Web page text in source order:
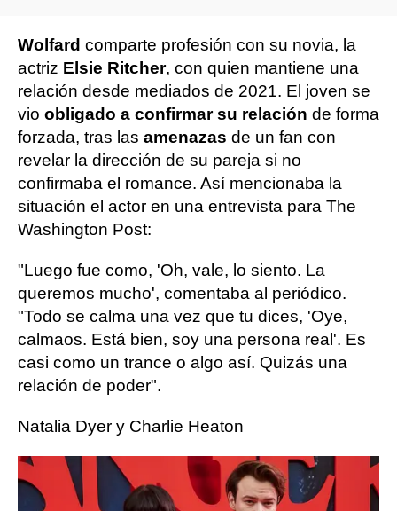
Wolfard comparte profesión con su novia, la
actriz Elsie Ritcher, con quien mantiene una
relación desde mediados de 2021. El joven se
vio obligado a confirmar su relación de forma
forzada, tras las amenazas de un fan con
revelar la dirección de su pareja si no
confirmaba el romance. Así mencionaba la
situación el actor en una entrevista para The
Washington Post:
"Luego fue como, 'Oh, vale, lo siento. La
queremos mucho', comentaba al periódico.
"Todo se calma una vez que tu dices, 'Oye,
calmaos. Está bien, soy una persona real'. Es
casi como un trance o algo así. Quizás una
relación de poder".
Natalia Dyer y Charlie Heaton